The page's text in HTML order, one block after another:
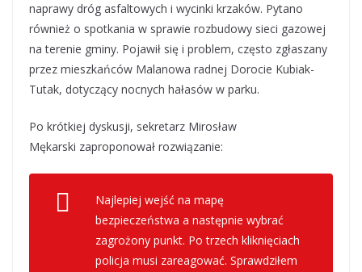
naprawy dróg asfaltowych i wycinki krzaków. Pytano
również o spotkania w sprawie rozbudowy sieci gazowej
na terenie gminy. Pojawił się i problem, często zgłaszany
przez mieszkańców Malanowa radnej Dorocie Kubiak-
Tutak, dotyczący nocnych hałasów w parku.
Po krótkiej dyskusji, sekretarz Mirosław
Mękarski zaproponował rozwiązanie:
Najlepiej wejść na mapę
bezpieczeństwa a następnie wybrać
zagrożony punkt. Po trzech kliknięciach
policja musi zareagować. Sprawdziłem